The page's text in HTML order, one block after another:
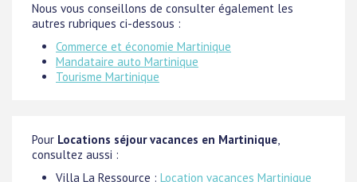
Nous vous conseillons de consulter également les
autres rubriques ci-dessous :
Commerce et économie Martinique
Mandataire auto Martinique
Tourisme Martinique
Pour Locations séjour vacances en Martinique,
consultez aussi :
Villa La Ressource : Location vacances Martinique